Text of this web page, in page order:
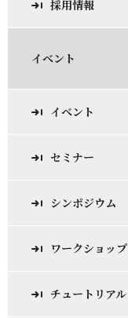
採用情報
イベント
イベント
セミナー
シンポジウム
ワークショップ
チュートリアル